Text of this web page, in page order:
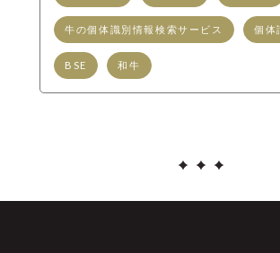
牛の個体識別情報検索サービス 個体
BSE 和牛